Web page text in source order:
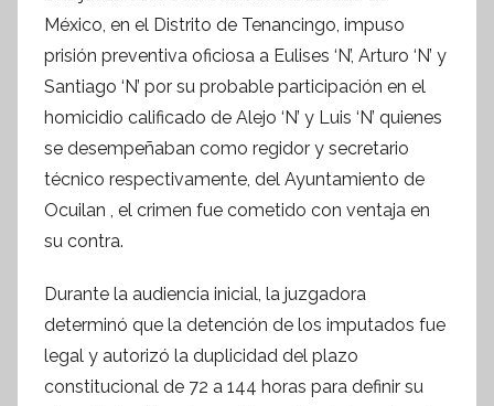
r
S
í
n
t
e
s
i
n
f
o
México, en el Distrito de Tenancingo, impuso
prisión preventiva oficiosa a Eulises ‘N’, Arturo ‘N’ y
Santiago ‘N’ por su probable participación en el
homicidio calificado de Alejo ‘N’ y Luis ‘N’ quienes
se desempeñaban como regidor y secretario
técnico respectivamente, del Ayuntamiento de
Ocuilan , el crimen fue cometido con ventaja en
su contra.
Durante la audiencia inicial, la juzgadora
determinó que la detención de los imputados fue
legal y autorizó la duplicidad del plazo
constitucional de 72 a 144 horas para definir su